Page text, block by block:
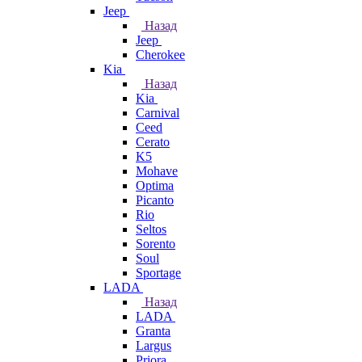
Jeep
Назад
Jeep
Cherokee
Kia
Назад
Kia
Carnival
Ceed
Cerato
K5
Mohave
Optima
Picanto
Rio
Seltos
Sorento
Soul
Sportage
LADA
Назад
LADA
Granta
Largus